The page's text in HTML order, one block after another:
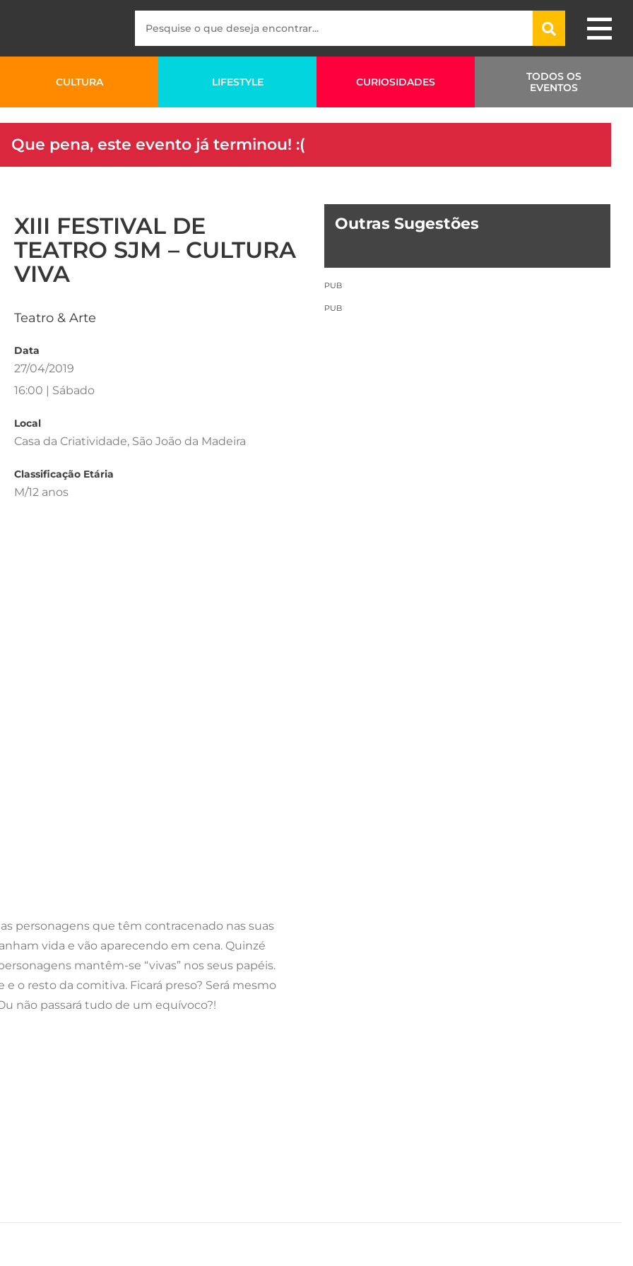
CULTURA LIFESTYLE CURIOSIDADES
TODOS OS
EVENTOS
Que pena, este evento já terminou! :(
XIII FESTIVAL DE
TEATRO SJM – CULTURA
VIVA
Teatro & Arte
Data
27/04/2019
16:00 | Sábado
Local
Casa da Criatividade, São João da Madeira
Classificação Etária
M/12 anos
personagens que têm contracenado nas suas
vida e vão aparecendo em cena. Quinzé
mantêm-se “vivas” nos seus papéis.
e o resto da comitiva. Ficará preso? Será mesmo
não passará tudo de um equívoco?!
Outras Sugestões
PUB
PUB